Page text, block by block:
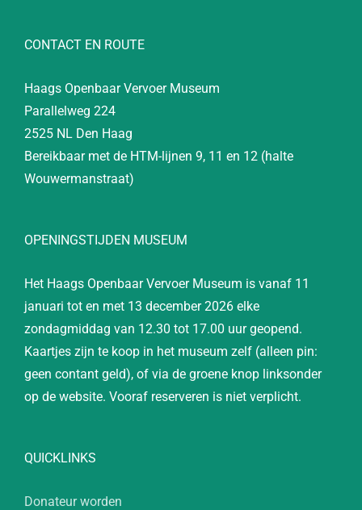
CONTACT EN ROUTE
Haags Openbaar Vervoer Museum
Parallelweg 224
2525 NL Den Haag
Bereikbaar met de HTM-lijnen 9, 11 en 12 (halte
Wouwermanstraat)
OPENINGSTIJDEN MUSEUM
Het Haags Openbaar Vervoer Museum is vanaf 11
januari tot en met 13 december 2026 elke
zondagmiddag van 12.30 tot 17.00 uur geopend.
Kaartjes zijn te koop in het museum zelf (alleen pin:
geen contant geld), of via de groene knop linksonder
op de website. Vooraf reserveren is niet verplicht.
QUICKLINKS
Donateur worden